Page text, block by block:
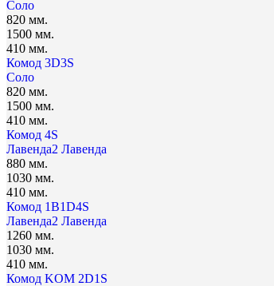
Соло
820 мм.
1500 мм.
410 мм.
Комод 3D3S
Соло
820 мм.
1500 мм.
410 мм.
Комод 4S
Лавенда2 Лавенда
880 мм.
1030 мм.
410 мм.
Комод 1B1D4S
Лавенда2 Лавенда
1260 мм.
1030 мм.
410 мм.
Комод KOM 2D1S